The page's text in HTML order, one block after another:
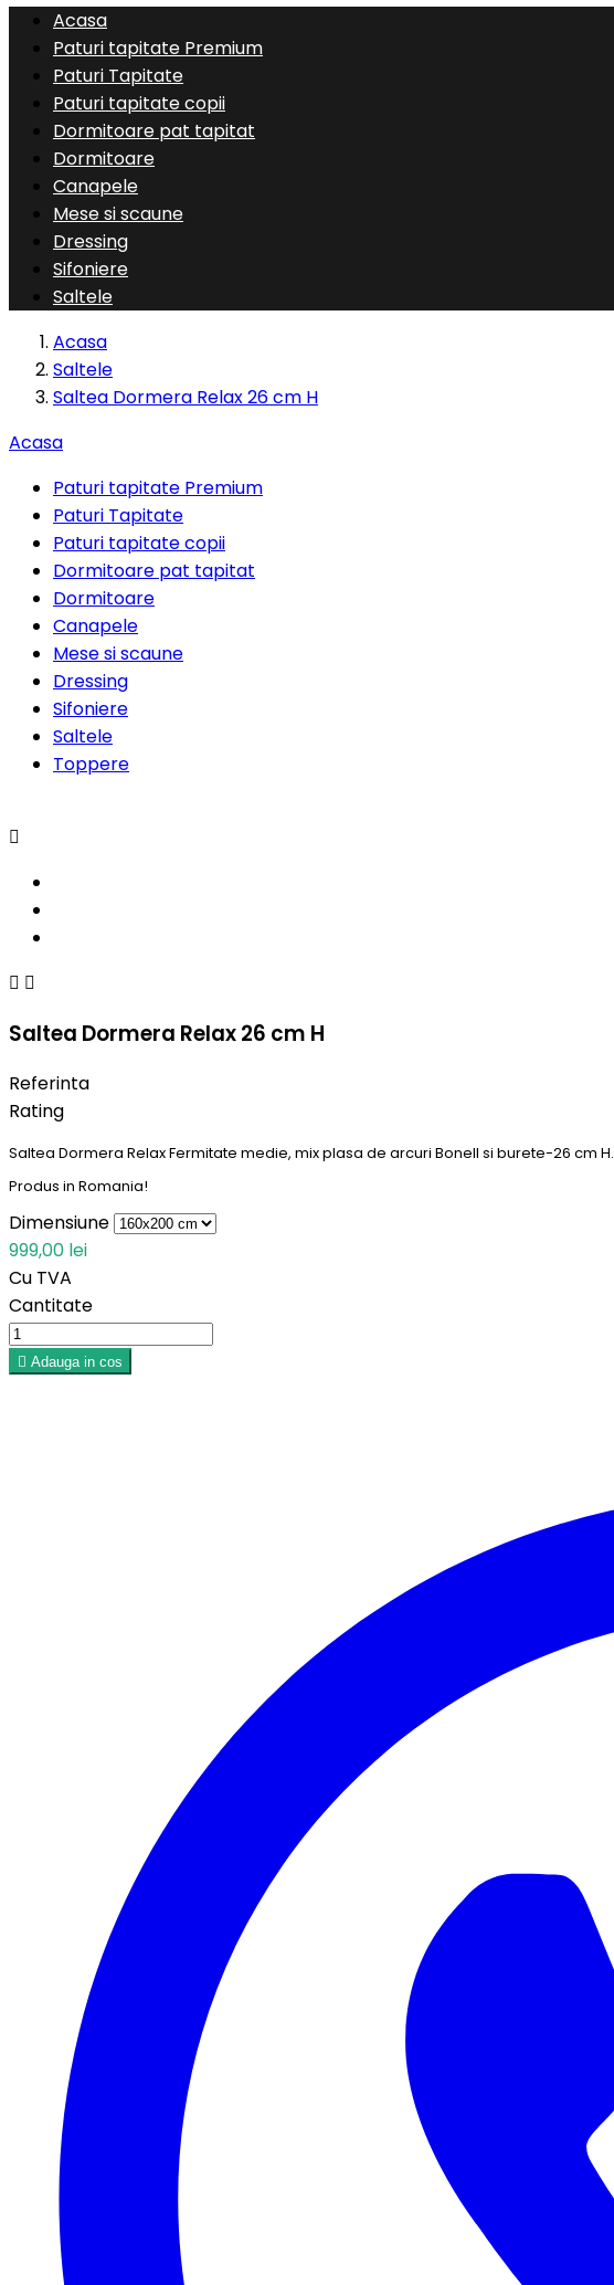
Acasa
Paturi tapitate Premium
Paturi Tapitate
Paturi tapitate copii
Dormitoare pat tapitat
Dormitoare
Canapele
Mese si scaune
Dressing
Sifoniere
Saltele
Acasa
Saltele
Saltea Dormera Relax 26 cm H
Acasa
Paturi tapitate Premium
Paturi Tapitate
Paturi tapitate copii
Dormitoare pat tapitat
Dormitoare
Canapele
Mese si scaune
Dressing
Sifoniere
Saltele
Toppere

 
Saltea Dormera Relax 26 cm H
Referinta
Rating
Saltea Dormera Relax Fermitate medie, mix plasa de arcuri Bonell si burete-26 cm H.
Produs in Romania!
Dimensiune
999,00 lei
Cu TVA
Cantitate
 Adauga in cos